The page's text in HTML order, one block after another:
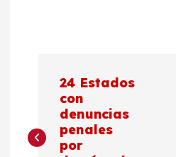
v
24 Estados
con
denuncias
penales
por